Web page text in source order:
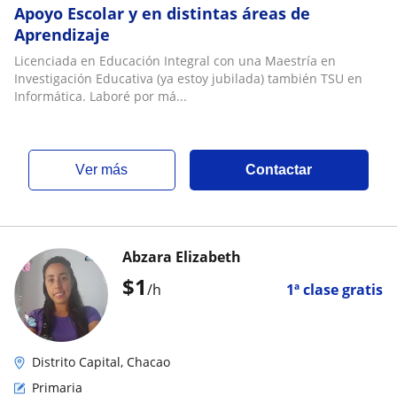
Apoyo Escolar y en distintas áreas de
Aprendizaje
Licenciada en Educación Integral con una Maestría en
Investigación Educativa (ya estoy jubilada) también TSU en
Informática. Laboré por má...
ver más Contactar
$1/h 1ª clase gratis
Abzara Elizabeth
Distrito Capital, Chacao
Primaria